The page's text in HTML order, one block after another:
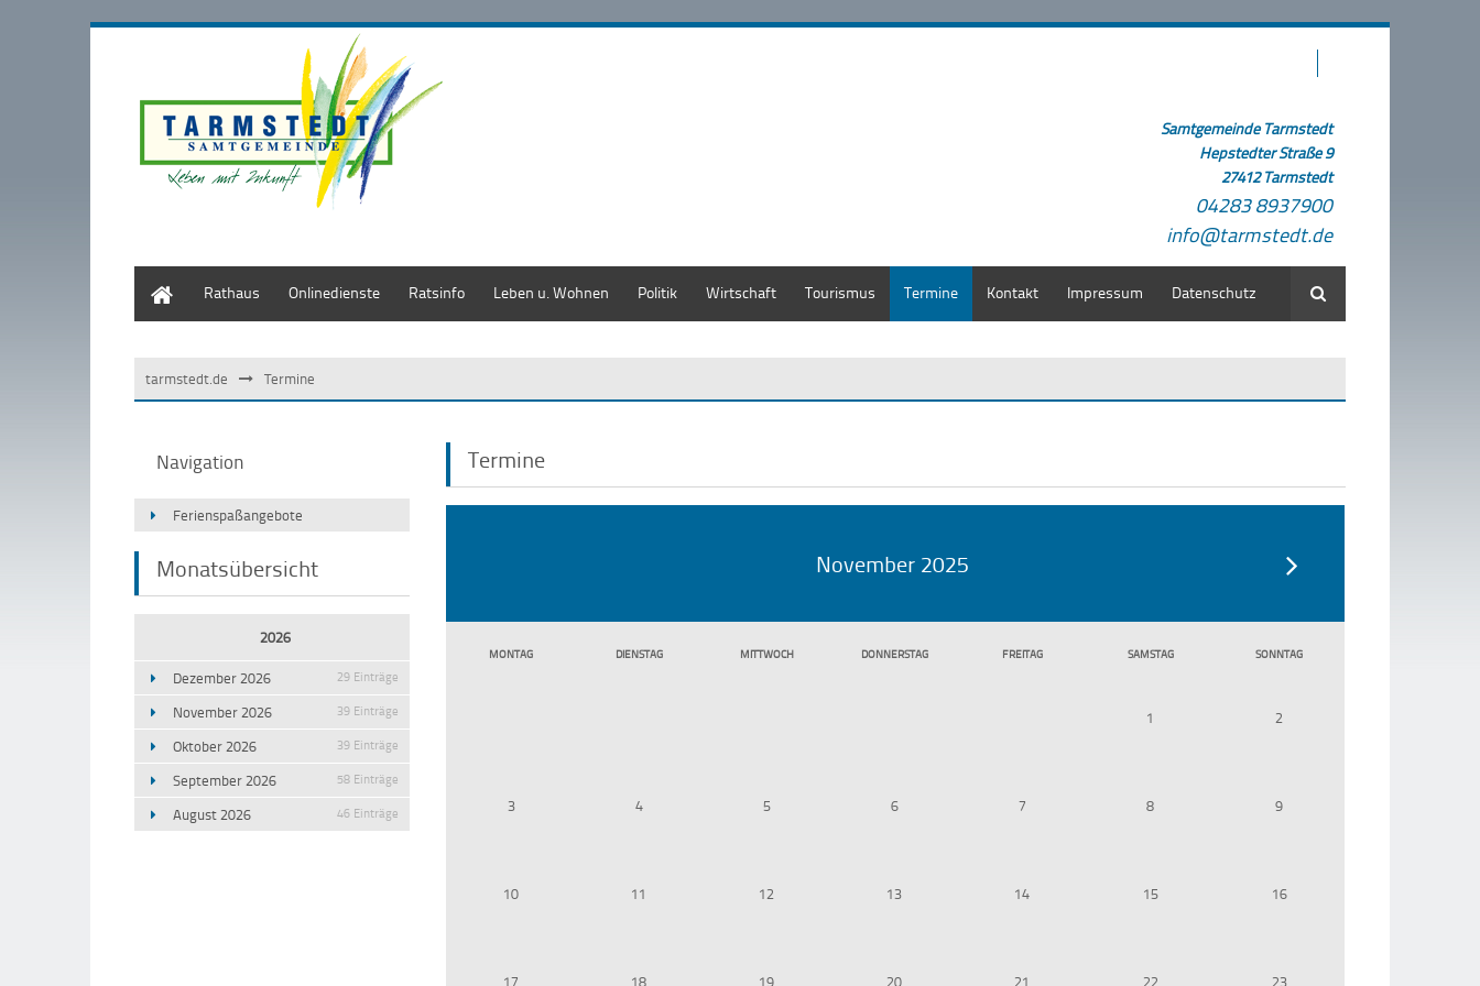
Samtgemeinde Tarmstedt
Hepstedter Straße 9
27412 Tarmstedt
04283 8937900
info@tarmstedt.de
Rathaus Onlinedienste Ratsinfo Leben u. Wohnen Politik Wirtschaft Tourismus Termine Kontakt Impressum Datenschutz Suche
tarmstedt.de Termine
Navigation
Ferienspaßangebote
Monatsübersicht
2026
Dezember 2026 29 Einträge
November 2026 39 Einträge
Oktober 2026 39 Einträge
September 2026 58 Einträge
August 2026 46 Einträge
Termine
November 2025
MONTAG DIENSTAG MITTWOCH DONNERSTAG FREITAG SAMSTAG SONNTAG
1 2
3 4 5 6 7 8 9
10 11 12 13 14 15 16
17 18 19 20 21 22 23